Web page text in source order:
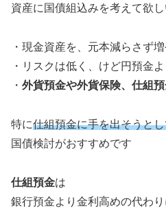
資産に国債組込みを考えて欲
・現金資産を、元本減らさず
・リスクは低く、けど円預金
・ 外貨預金や外貨保険、仕組
特に仕組預金に手を出そうと
国債検討がおすすめです
仕組預金は
銀行預金より金利高めの代わり